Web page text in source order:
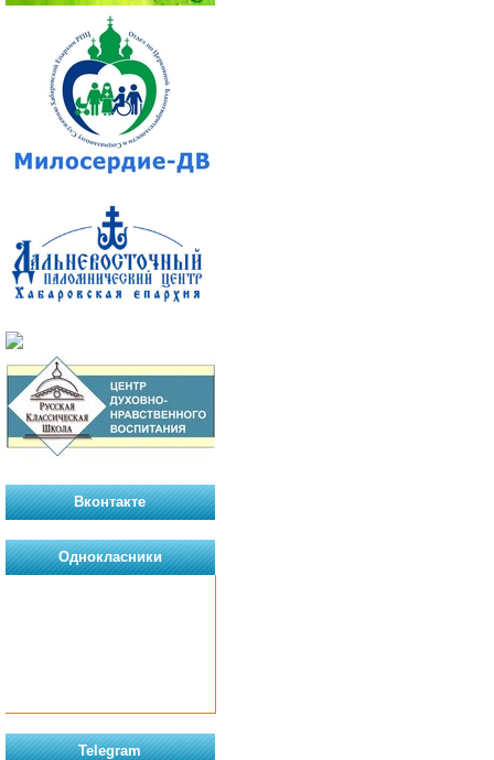
Вконтакте
Однокласники
Telegram